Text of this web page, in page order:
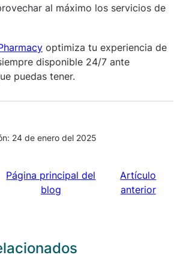
al máximo los servicios de
optimiza tu experiencia de
disponible 24/7 ante
puedas tener.
24 de enero del 2025
Página principal del
blog
Artículo
anterior